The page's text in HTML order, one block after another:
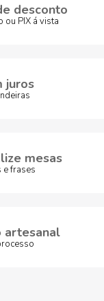
desconto
ou PIX á vista
juros
mesas
e frases
artesanal